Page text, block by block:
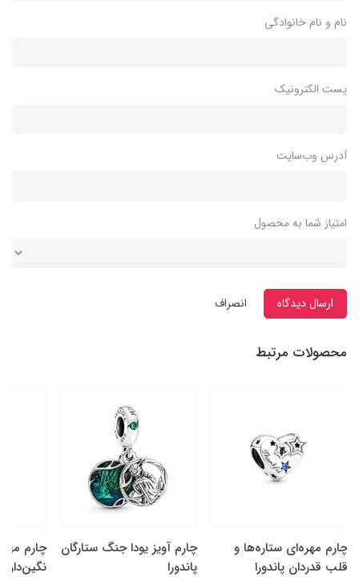
نام و نام خانوادگی
پست الکترونیک
آدرس وب‌سایت
امتیاز شما به محصول
ارسال دیدگاه انصراف
محصولات مرتبط
چارم مهره‌ای ستاره‌ها و
قلب قدردان پاندورا
چارم آویز یودا جنگ ستارگان
پاندورا
چارم
نگین‌دار